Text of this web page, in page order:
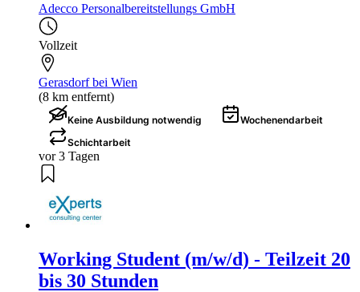
Adecco Personalbereitstellungs GmbH
Vollzeit
Gerasdorf bei Wien
(8 km entfernt)
Keine Ausbildung notwendig
Wochenendarbeit
Schichtarbeit
vor 3 Tagen
Working Student (m/w/d) - Teilzeit 20
bis 30 Stunden